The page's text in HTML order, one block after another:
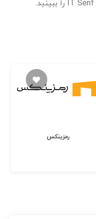
رمزینکس